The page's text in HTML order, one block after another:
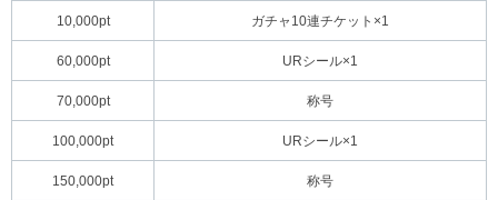
10,000pt ガチャ10連チケット×1
60,000pt URシール×1
70,000pt 称号
100,000pt URシール×1
150,000pt 称号